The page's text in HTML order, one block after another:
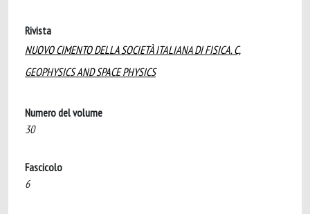
Rivista
NUOVO CIMENTO DELLA SOCIETÀ ITALIANA DI FISICA. C,
GEOPHYSICS AND SPACE PHYSICS
Numero del volume
30
Fascicolo
6